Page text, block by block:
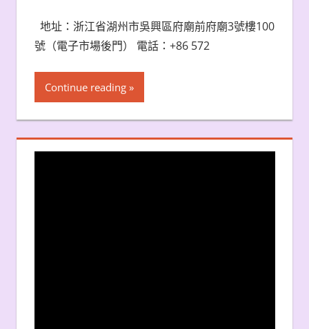
地址：浙江省湖州市吳興區府廟前府廟3號樓100
號（電子市場後門） 電話：+86 572
Continue reading